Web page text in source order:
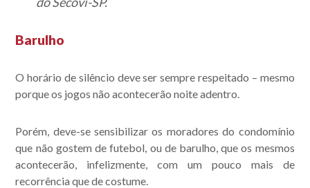
Barulho
O horário de silêncio deve ser sempre respeitado – mesmo
porque os jogos não acontecerão noite adentro.
Porém, deve-se sensibilizar os moradores do condomínio
que não gostem de futebol, ou de barulho, que os mesmos
acontecerão, infelizmente, com um pouco mais de
recorrência que de costume.